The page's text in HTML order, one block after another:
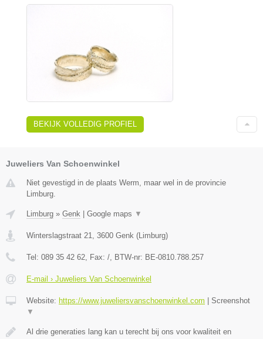
BEKIJK VOLLEDIG PROFIEL
Juweliers Van Schoenwinkel
Niet gevestigd in de plaats Werm, maar wel in de provincie
Limburg.
Limburg » Genk Google maps ▼
Winterslagstraat 21, 3600 Genk (Limburg)
Tel: 089 35 42 62, Fax: /, BTW-nr: BE-0810.788.257
E-mail › Juweliers Van Schoenwinkel
Website: https://www.juweliersvanschoenwinkel.com
Screenshot
▼
Al drie generaties lang kan u terecht bij ons voor kwaliteit en